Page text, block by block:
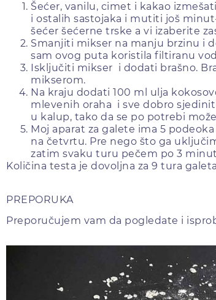
Šećer, vanilu, cimet i kakao
i ostalih sastojaka i mutiti još
šećer šećerne trske a vi izaberite
Smanjiti mikser na manju brzinu i
sam ovog puta koristila filtiranu
Isključiti mikser i dodati brašno.
mikserom.
Na kraju dodati 100 ml ulja
mlevenih oraha i sve dobro
u kalup, tako da se po potrebi
Moj aparat za galete ima 5
na četvrtu. Pre nego što ga
zatim svaku turu pečem po 3
Količina testa je dovoljna za 9 tura
PREPORUKA
Preporučujem vam da pogledate i